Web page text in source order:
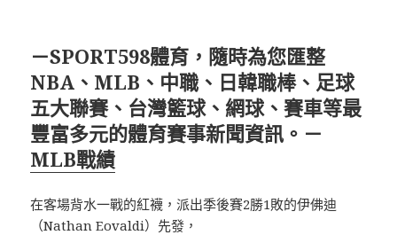
－SPORT598體育，隨時為您匯整
NBA、MLB、中職、日韓職棒、足球
五大聯賽、台灣籃球、網球、賽車等最
豐富多元的體育賽事新聞資訊。－
MLB戰績
在客場背水一戰的紅襪，派出季後賽2勝1敗的伊佛迪
（Nathan Eovaldi）先發，